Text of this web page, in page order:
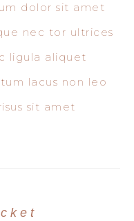
dolor sit amet
nec tor ultrices
ligula aliquet
lacus non leo
sit amet